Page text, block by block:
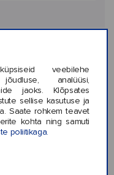
veebilehe
analüüsi,
jaoks. Klõpsates
sellise kasutuse ja
Saate rohkem teavet
kohta ning samuti
poliitikaga.